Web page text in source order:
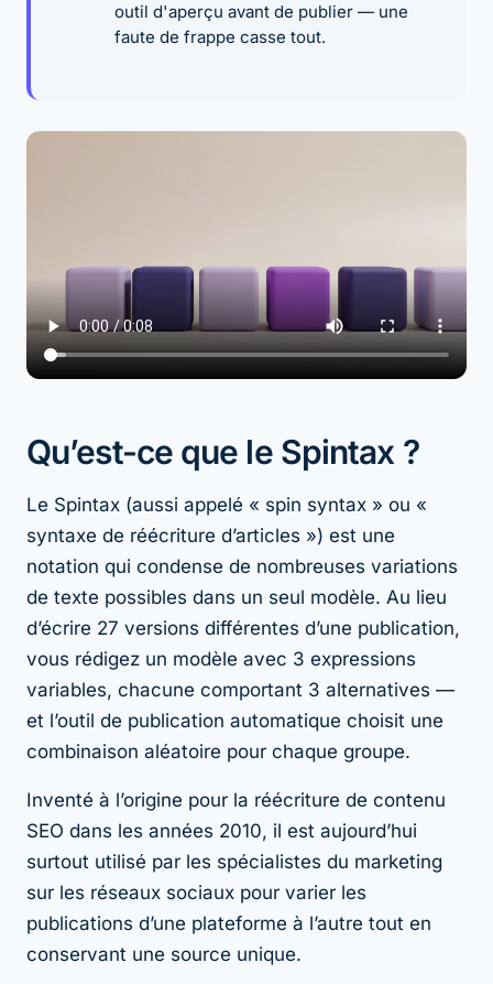
outil d'aperçu avant de publier — une
faute de frappe casse tout.
Qu’est-ce que le Spintax ?
Le Spintax (aussi appelé « spin syntax » ou «
syntaxe de réécriture d’articles ») est une
notation qui condense de nombreuses variations
de texte possibles dans un seul modèle. Au lieu
d’écrire 27 versions différentes d’une publication,
vous rédigez un modèle avec 3 expressions
variables, chacune comportant 3 alternatives —
et l’outil de publication automatique choisit une
combinaison aléatoire pour chaque groupe.
Inventé à l’origine pour la réécriture de contenu
SEO dans les années 2010, il est aujourd’hui
surtout utilisé par les spécialistes du marketing
sur les réseaux sociaux pour varier les
publications d’une plateforme à l’autre tout en
conservant une source unique.